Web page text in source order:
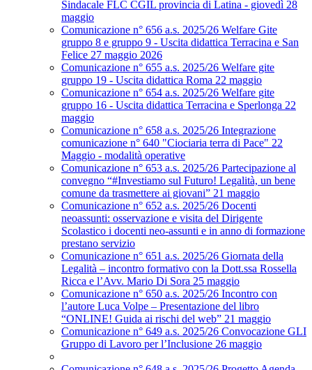
Sindacale FLC CGIL provincia di Latina - giovedì 28
maggio
Comunicazione n° 656 a.s. 2025/26 Welfare Gite
gruppo 8 e gruppo 9 - Uscita didattica Terracina e San
Felice 27 maggio 2026
Comunicazione n° 655 a.s. 2025/26 Welfare gite
gruppo 19 - Uscita didattica Roma 22 maggio
Comunicazione n° 654 a.s. 2025/26 Welfare gite
gruppo 16 - Uscita didattica Terracina e Sperlonga 22
maggio
Comunicazione n° 658 a.s. 2025/26 Integrazione
comunicazione n° 640 "Ciociaria terra di Pace" 22
Maggio - modalità operative
Comunicazione n° 653 a.s. 2025/26 Partecipazione al
convegno “#Investiamo sul Futuro! Legalità, un bene
comune da trasmettere ai giovani” 21 maggio
Comunicazione n° 652 a.s. 2025/26 Docenti
neoassunti: osservazione e visita del Dirigente
Scolastico i docenti neo-assunti e in anno di formazione
prestano servizio
Comunicazione n° 651 a.s. 2025/26 Giornata della
Legalità – incontro formativo con la Dott.ssa Rossella
Ricca e l’Avv. Mario Di Sora 25 maggio
Comunicazione n° 650 a.s. 2025/26 Incontro con
l’autore Luca Volpe – Presentazione del libro
“ONLINE! Guida ai rischi del web” 21 maggio
Comunicazione n° 649 a.s. 2025/26 Convocazione GLI
Gruppo di Lavoro per l’Inclusione 26 maggio